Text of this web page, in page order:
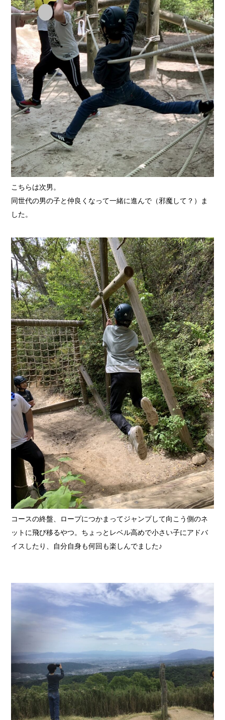
こちらは次男。
同世代の男の子と仲良くなって一緒に進んで（邪魔して？）ま
した。
コースの終盤、ロープにつかまってジャンプして向こう側のネ
ットに飛び移るやつ。ちょっとレベル高めで小さい子にアドバ
イスしたり、自分自身も何回も楽しんでました♪